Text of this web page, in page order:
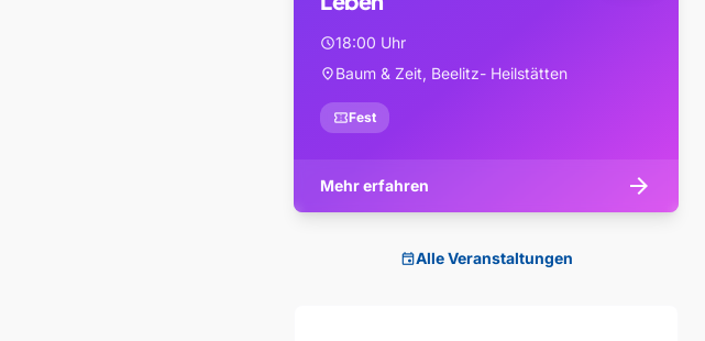
schedule18:00 Uhr
location_onBaum & Zeit, Beelitz- Heilstätten
confirmation_numberFest
Mehr erfahren arrow_forward
eventAlle Veranstaltungen